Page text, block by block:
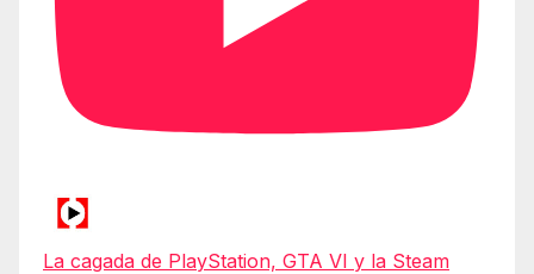
La cagada de PlayStation, GTA VI y la Steam